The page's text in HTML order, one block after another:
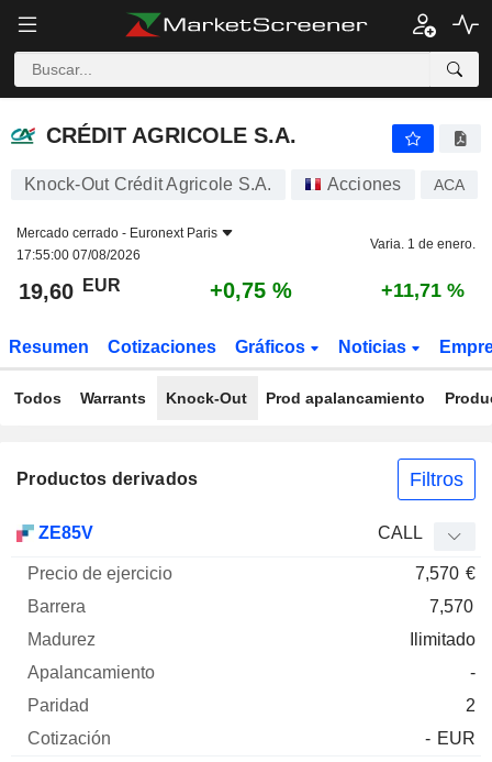
CRÉDIT AGRICOLE S.A.
CRÉDIT AGRICOLE S.A.
Knock-Out Crédit Agricole S.A. Acciones ACA
Mercado cerrado - Euronext Paris
17:55:00 07/08/2026
Varia. 1 de enero.
19,60 EUR +0,75 % +11,71 %
Resumen Cotizaciones Gráficos Noticias
Todos Warrants Knock-Out Prod apalancamiento
Productos derivados Filtros
Mnemo
ejercicio
Elasticidad
ZE85V CALL
7,570 €
7,570
Ilimitado
-
2
- EUR